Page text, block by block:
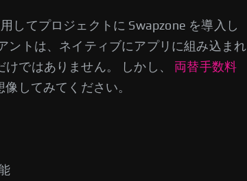
してプロジェクトに Swapzone を導入し
ントは、ネイティブにアプリに組み込まれ
ではありません。 しかし、 両替手数料
してみてください。